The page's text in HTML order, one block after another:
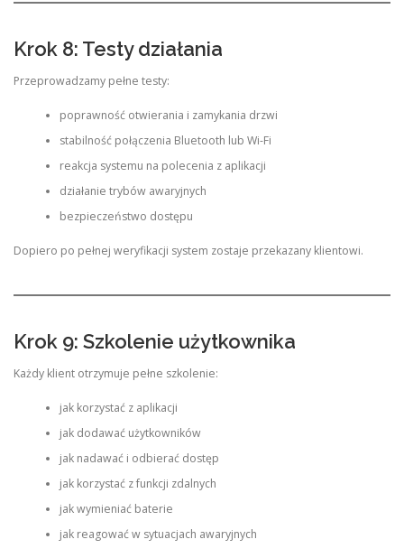
Krok 8: Testy działania
Przeprowadzamy pełne testy:
poprawność otwierania i zamykania drzwi
stabilność połączenia Bluetooth lub Wi-Fi
reakcja systemu na polecenia z aplikacji
działanie trybów awaryjnych
bezpieczeństwo dostępu
Dopiero po pełnej weryfikacji system zostaje przekazany klientowi.
Krok 9: Szkolenie użytkownika
Każdy klient otrzymuje pełne szkolenie:
jak korzystać z aplikacji
jak dodawać użytkowników
jak nadawać i odbierać dostęp
jak korzystać z funkcji zdalnych
jak wymieniać baterie
jak reagować w sytuacjach awaryjnych